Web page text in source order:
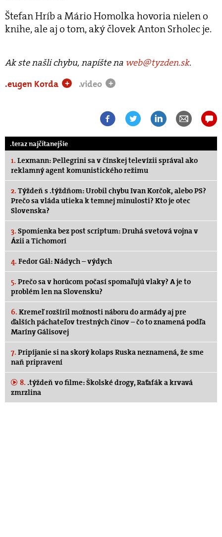
Štefan Hríb a Mário Homolka hovoria nielen o
knihe, ale aj o tom, aký človek Anton Srholec je.
Ak ste našli chybu, napíšte na web@tyzden.sk.
.eugen Korda
+ .video +
.teraz najčítanejšie
1. Lexmann: Pellegrini sa v čínskej televízii správal ako
reklamný agent komunistického režimu
2. Týždeň s .týždňom: Urobil chybu Ivan Korčok, alebo PS?
Prečo sa vláda utieka k temnej minulosti? Kto je otec
Slovenska?
3. Spomienka bez post scriptum: Druhá svetová vojna v
Ázii a Tichomorí
4. Fedor Gál: Nádych – výdych
5. Prečo sa v horúcom počasí spomaľujú vlaky? A je to
problém len na Slovensku?
6. Kremeľ rozšíril možnosti náboru do armády aj pre
ďalších páchateľov trestných činov – čo to znamená podľa
Maríny Gálisovej
7. Pripíjanie si na skorý kolaps Ruska neznamená, že sme
naň pripravení
8. .týždeň vo filme: Školské drogy, Raťafák a krvavá
zmrzlina